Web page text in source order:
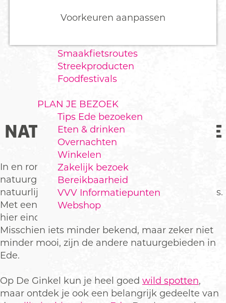
Voorkeuren aanpassen
a
Wekerom
Smaakfietsroutes
Streekproducten
Foodfestivals
PLAN JE BEZOEK
Tips Ede bezoeken
Eten & drinken
Overnachten
Winkelen
Zakelijk bezoek
Bereikbaarheid
VVV Informatiepunten
Webshop
NATUURGEBIEDEN IN EDE
In en rondom Ede vind je diverse
natuurgebieden waarvan de bekendste
natuurlijk Het Nationale Park de Hoge Veluwe is.
Met een oppervlakte van 5.400 hectare kun je
hier eindeloos wandelen, fietsen en recreëren.
Misschien iets minder bekend, maar zeker niet
minder mooi, zijn de andere natuurgebieden in
Ede.
Op De Ginkel kun je heel goed wild spotten,
maar ontdek je ook een belangrijk gedeelte van